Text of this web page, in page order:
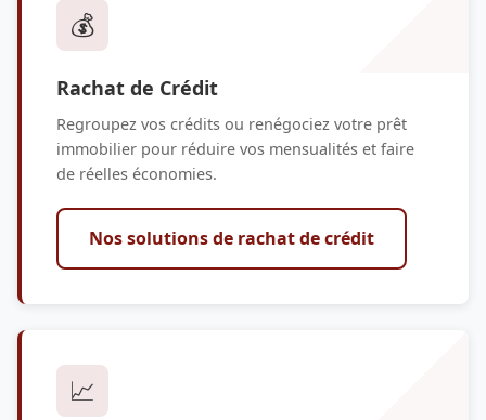
💰
Rachat de Crédit
Regroupez vos crédits ou renégociez votre prêt
immobilier pour réduire vos mensualités et faire
de réelles économies.
Nos solutions de rachat de crédit
📈